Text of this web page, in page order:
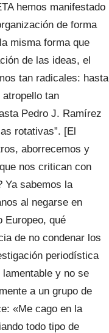
hemos manifestado
de forma
misma forma que
de las ideas, el
tan radicales: hasta
tan
Pedro J. Ramírez
rotativas”. [El
aborrecemos y
nos critican con
Ya sabemos la
al negarse en
Europeo, qué
de no condenar los
periodística
y no se
a un grupo de
«Me cago en la
todo tipo de